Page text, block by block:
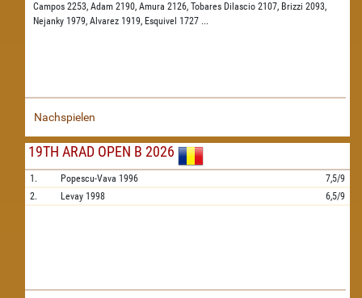
Campos 2253, Adam 2190, Amura 2126, Tobares Dilascio 2107, Brizzi 2093,
Nejanky 1979, Alvarez 1919, Esquivel 1727 ...
Nachspielen
19TH ARAD OPEN B 2026
1. Popescu-Vava 1996
7,5/9
2.
Levay 1998 6,5/9